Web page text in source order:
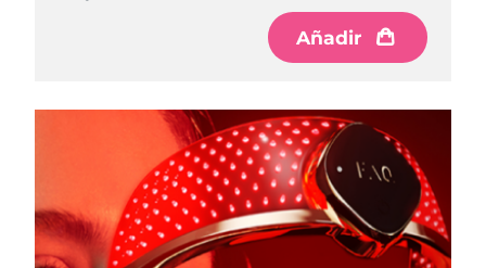
Añadir